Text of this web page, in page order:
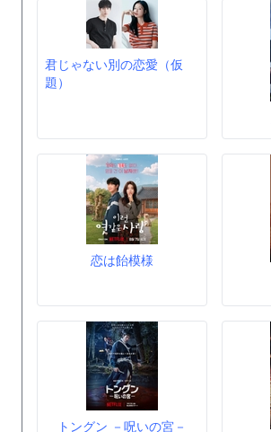
君じゃない別の恋愛（仮
題）
恋は飴模様
トングン －呪いの宮－